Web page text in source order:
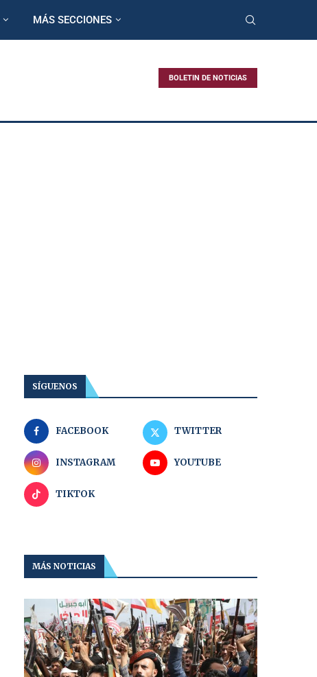
MÁS SECCIONES
BOLETIN DE NOTICIAS
SÍGUENOS
FACEBOOK TWITTER
INSTAGRAM YOUTUBE
TIKTOK
MÁS NOTICIAS